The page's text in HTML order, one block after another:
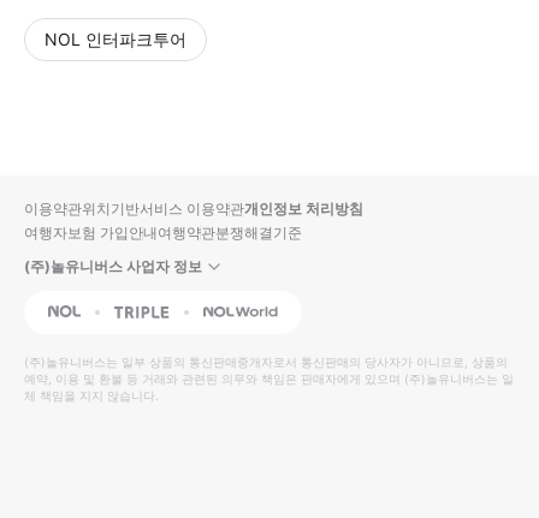
NOL 인터파크투어
입니
다.
높
은
순
동
영
상
순
상
이용약관위치기반서비스 이용약관개인정보 처리방침
여행자보험 가입안내여행약관분쟁해결기준
(주)놀유니버스 사업자 정보
NOL Triple Interpark Global
(주)놀유니버스는 일부 상품의 통신판매중개자로서 통신판매의 당사자가 아니므로, 상품의
예약, 이용 및 환불 등 거래와 관련된 의무와 책임은 판매자에게 있으며 (주)놀유니버스는 일
체 책임을 지지 않습니다.